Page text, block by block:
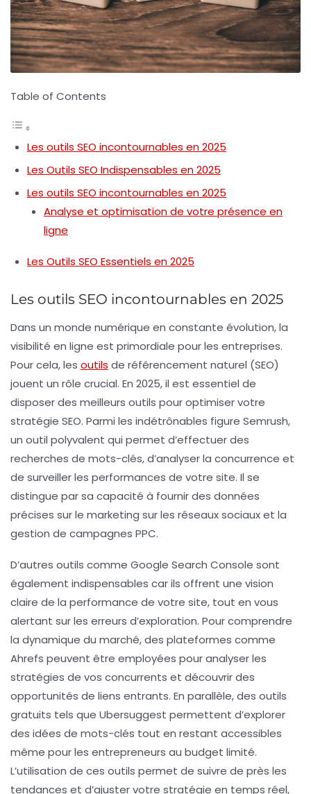
Table of Contents
Les outils SEO incontournables en 2025
Les Outils SEO Indispensables en 2025
Les outils SEO incontournables en 2025
Analyse et optimisation de votre présence en
ligne
Les Outils SEO Essentiels en 2025
Les outils SEO incontournables en 2025
Dans un monde numérique en constante évolution, la
visibilité en ligne est primordiale pour les entreprises.
Pour cela, les outils de référencement naturel (SEO)
jouent un rôle crucial. En 2025, il est essentiel de
disposer des meilleurs outils pour optimiser votre
stratégie SEO. Parmi les indétrônables figure Semrush,
un outil polyvalent qui permet d’effectuer des
recherches de mots-clés, d’analyser la concurrence et
de surveiller les performances de votre site. Il se
distingue par sa capacité à fournir des données
précises sur le marketing sur les réseaux sociauxet la
gestion de campagnes PPC.
D’autres outils comme Google Search Console sont
également indispensables car ils offrent une vision
claire de la performance de votre site, tout en vous
alertant sur les erreurs d’exploration. Pour comprendre
la dynamique du marché, des plateformes comme
Ahrefs peuvent être employées pour analyser les
stratégies de vos concurrents et découvrir des
opportunités de liens entrants. En parallèle, des outils
gratuits tels que Ubersuggest permettent d’explorer
des idées de mots-clés tout en restant accessibles
même pour les entrepreneurs au budget limité.
L’utilisation de ces outils permet de suivre de près les
tendances et d’ajuster votre stratégie en temps réel,